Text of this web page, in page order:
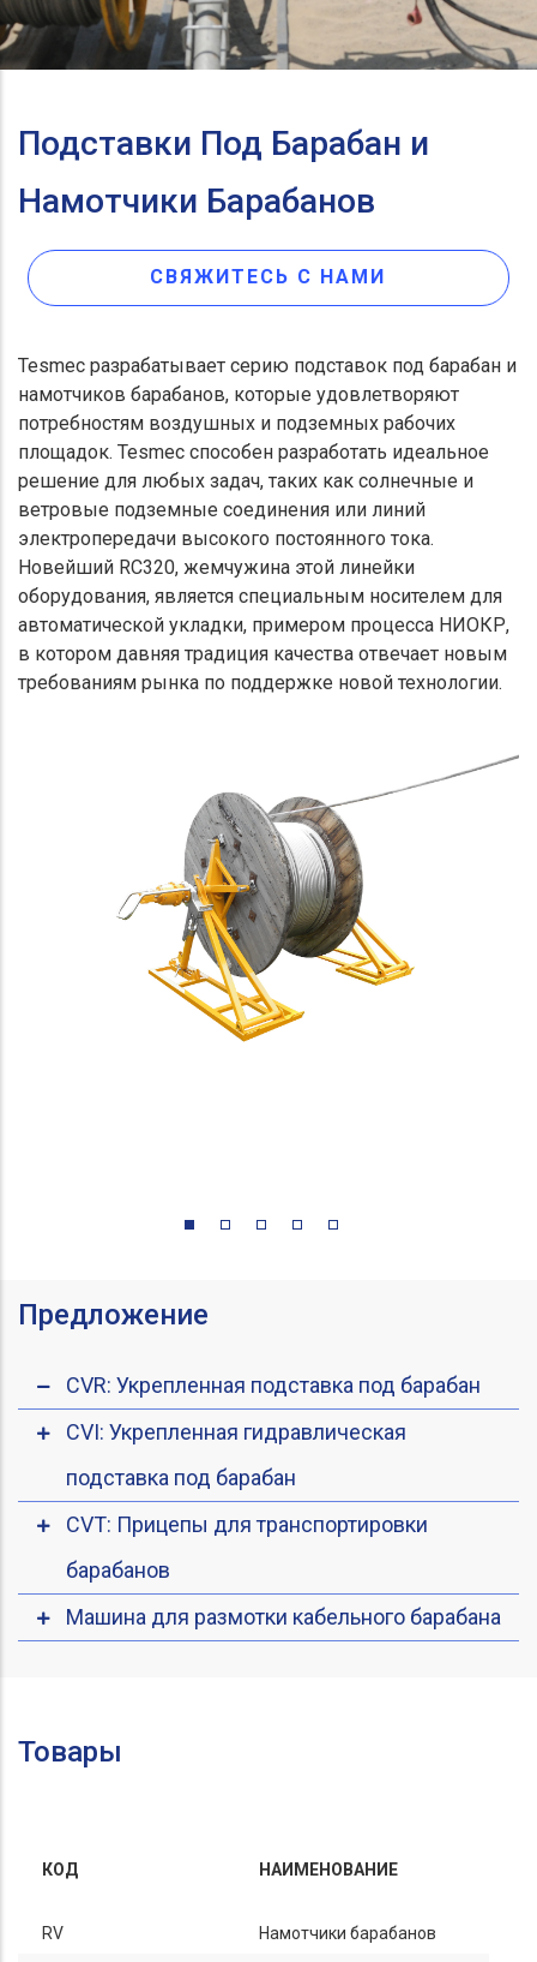
Подставки Под Барабан и
Намотчики Барабанов
СВЯЖИТЕСЬ С НАМИ
Tesmec разрабатывает серию подставок под барабан и
намотчиков барабанов, которые удовлетворяют
потребностям воздушных и подземных рабочих
площадок. Tesmec способен разработать идеальное
решение для любых задач, таких как солнечные и
ветровые подземные соединения или линий
электропередачи высокого постоянного тока.
Новейший RC320, жемчужина этой линейки
оборудования, является специальным носителем для
автоматической укладки, примером процесса НИОКР,
в котором давняя традиция качества отвечает новым
требованиям рынка по поддержке новой технологии.
Предложение
CVR: Укрепленная подставка под барабан
CVI: Укрепленная гидравлическая
подставка под барабан
CVT: Прицепы для транспортировки
барабанов
Машина для размотки кабельного барабана
Товары
КОД НАИМЕНОВАНИЕ
RV Намотчики барабанов